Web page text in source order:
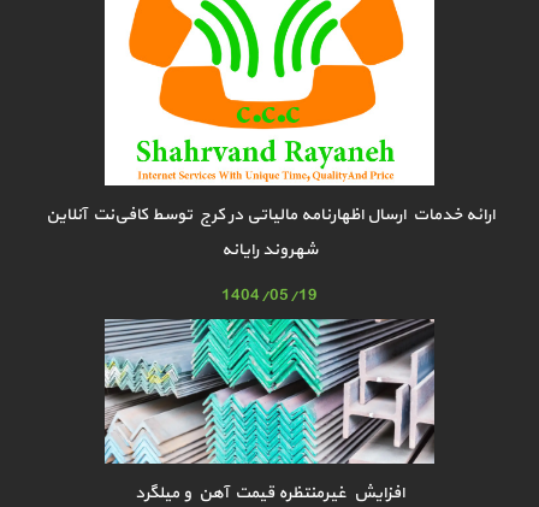
ارائه خدمات ارسال اظهارنامه مالیاتی در کرج توسط کافی‌نت آنلاین
شهروند رایانه
1404/05/19
افزایش غیرمنتظره قیمت آهن و میلگرد